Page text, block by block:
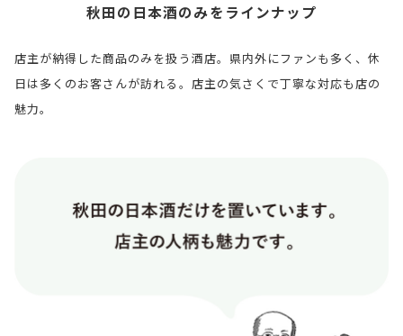
秋田の日本酒のみをラインナップ
店主が納得した商品のみを扱う酒店。県内外にファンも多く、休
日は多くのお客さんが訪れる。店主の気さくで丁寧な対応も店の
魅力。